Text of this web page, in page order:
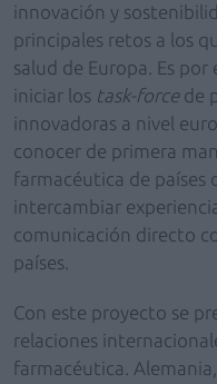
innovación y
principales retos a los
salud de Europa.
Es por
iniciar los task-force de
innovadoras a nivel
conocer de primera
farmacéutica de países
intercambiar
comunicación directo
países.
Con este proyecto se
relaciones
farmacéutica.